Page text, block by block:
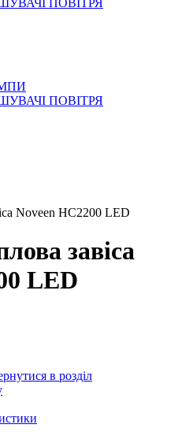
ПОВІТРЯ
ПОВІТРЯ
Noveen HC2200 LED
завіса
LED